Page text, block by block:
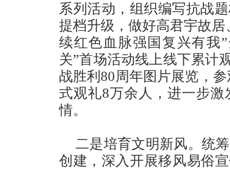
系列活动，组织编写抗战
提档升级，做好高君宇故
续红色血脉强国复兴有我
关”首场活动线上线下累计
战胜利80周年图片展览，
式观礼8万余人，进一步
情。
二是培育文明新风。统
创建，深入开展移风易俗